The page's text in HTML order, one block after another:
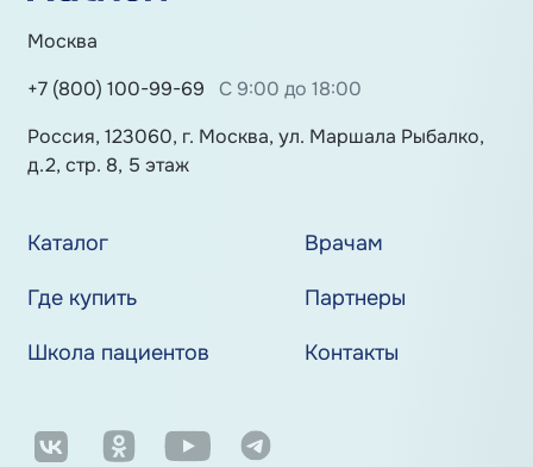
Москва
+7 (800) 100-99-69
С 9:00 до 18:00
Россия, 123060, г. Москва, ул. Маршала Рыбалко,
д.2, стр. 8, 5 этаж
Каталог
Врачам
Где купить
Партнеры
Школа пациентов
Контакты